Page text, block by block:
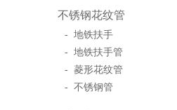
不锈钢花纹管
- 地铁扶手
- 地铁扶手管
- 菱形花纹管
- 不锈钢管